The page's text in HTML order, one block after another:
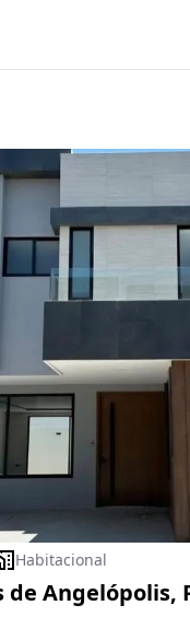
Habitacional
de